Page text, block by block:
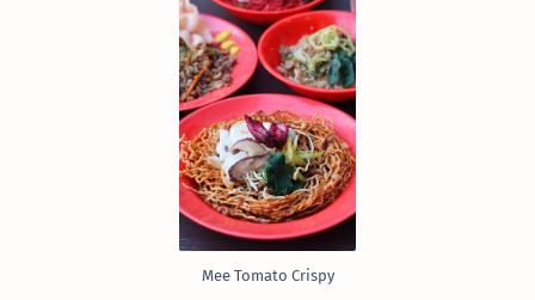
Mee Tomato Crispy